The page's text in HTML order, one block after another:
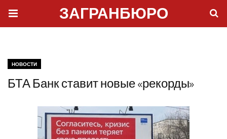
ЗАГРАНБЮРО
НОВОСТИ
БТА Банк ставит новые «рекорды»